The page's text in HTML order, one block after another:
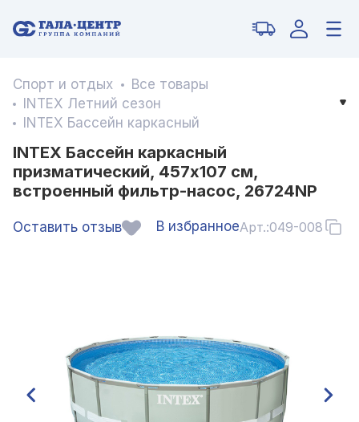
Спорт и отдых
Все товары
INTEX Летний сезон
INTEX Бассейн каркасный
INTEX Бассейн каркасный
призматический, 457х107 см,
встроенный фильтр-насос, 26724NP
Оставить отзыв В избранноеАрт.:049-008